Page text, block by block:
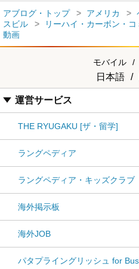
アブログ・トップ アメリカ
スビル
リーハイ・カーボン・
動画
モバイル /
日本語 /
運営サービス
THE RYUGAKU [ザ・留学]
ラングペディア
ラングペディア・キッズクラブ
海外掲示板
海外JOB
パタプライングリッシュ for